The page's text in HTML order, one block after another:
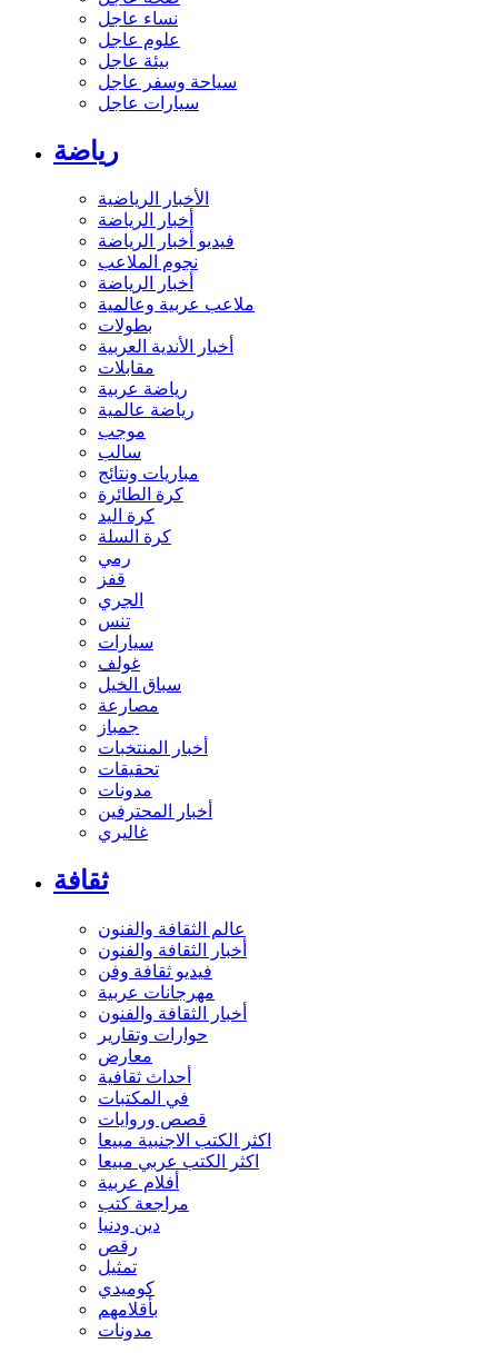
نساء عاجل
علوم عاجل
بيئة عاجل
سياحة وسفر عاجل
سيارات عاجل
رياضة
الأخبار الرياضية
أخبار الرياضة
فيديو أخبار الرياضة
نجوم الملاعب
أخبار الرياضة
ملاعب عربية وعالمية
بطولات
أخبار الأندية العربية
مقابلات
رياضة عربية
رياضة عالمية
موجب
سالب
مباريات ونتائج
كرة الطائرة
كرة اليد
كرة السلة
رمي
قفز
الجري
تنس
سيارات
غولف
سباق الخيل
مصارعة
جمباز
أخبار المنتخبات
تحقيقات
مدونات
أخبار المحترفين
غاليري
ثقافة
عالم الثقافة والفنون
أخبار الثقافة والفنون
فيديو ثقافة وفن
مهرجانات عربية
أخبار الثقافة والفنون
حوارات وتقارير
معارض
أحداث ثقافية
في المكتبات
قصص وروايات
اكثر الكتب الاجنبية مبيعا
اكثر الكتب عربي مبيعا
أفلام عربية
مراجعة كتب
دين ودنيا
رقص
تمثيل
كوميدي
بأقلامهم
مدونات